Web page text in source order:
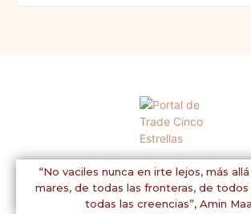
“No vaciles nunca en irte lejos, más
mares, de todas las fronteras, de todos
todas las creencias”, Amin